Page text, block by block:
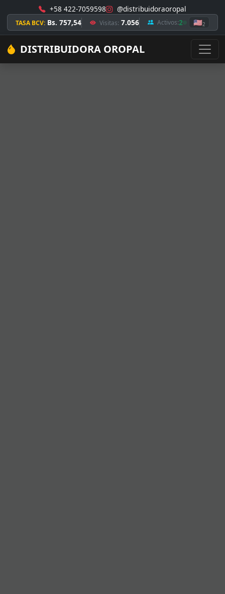
+58 422-7059598 @distribuidoraoropal
TASA BCV: Bs. 757,54 Visitas: 7.056 Activos:2 🇺🇸2
DISTRIBUIDORA OROPAL